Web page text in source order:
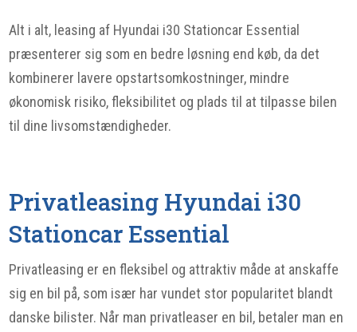
Alt i alt, leasing af Hyundai i30 Stationcar Essential
præsenterer sig som en bedre løsning end køb, da det
kombinerer lavere opstartsomkostninger, mindre
økonomisk risiko, fleksibilitet og plads til at tilpasse bilen
til dine livsomstændigheder.
Privatleasing Hyundai i30
Stationcar Essential
Privatleasing er en fleksibel og attraktiv måde at anskaffe
sig en bil på, som især har vundet stor popularitet blandt
danske bilister. Når man privatleaser en bil, betaler man en